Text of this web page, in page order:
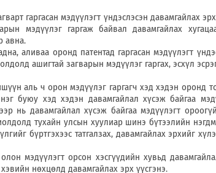
гаргасан мэдүүлэгт үндэслэсэн давамгайлах
мэдүүлэг гаргаж байвал давамгайлах
авна.
оронд патентад гаргасан мэдүүлэгт
ашигтай загварын мэдүүлэг гаргах, эсхүл
ч орон мэдүүлэг гаргагч хэд хэдэн оронд
буюу хэд хэдэн давамгайлал хүсэж байгаа
нь давамгайлал хүсэж байгаа мэдүүлэгт
тухайн улсын хуулиар шинэ бүтээлийн
бүртгэхээс татгалзах, давамгайлах эрхийг
орсон хэсгүүдийн хувьд давамгайлал
нөхцөлд давамгайлах эрх үүсгэнэ.